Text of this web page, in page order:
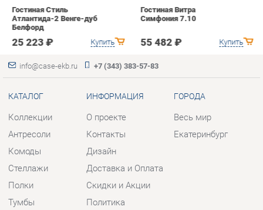
КАТАЛОГ
Коллекции
Антресоли
Стеллажи
Полки
Комплектующие
О проекте
Контакты
Доставка и Оплата
Скидки и Акции
Гарантия
Помощь
ГОРОДА
Екатеринбург
КОНТАКТЫ
Шоурум и склад самовывоза
Адрес: г. Березовский, ул.